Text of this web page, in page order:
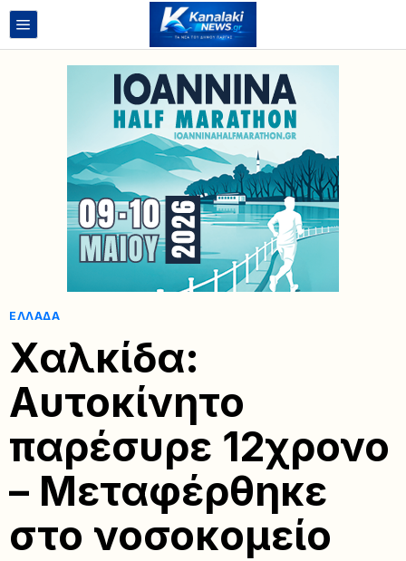
ΕΛΛΆΔΑ
Χαλκίδα:
Αυτοκίνητο
παρέσυρε 12χρονο
– Μεταφέρθηκε
στο νοσοκομείο